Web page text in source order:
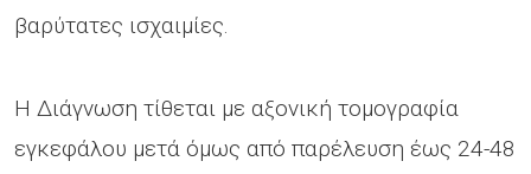
βαρύτατες ισχαιμίες.
Η Διάγνωση τίθεται με αξονική τομογραφία
εγκεφάλου μετά όμως από παρέλευση έως 24-48